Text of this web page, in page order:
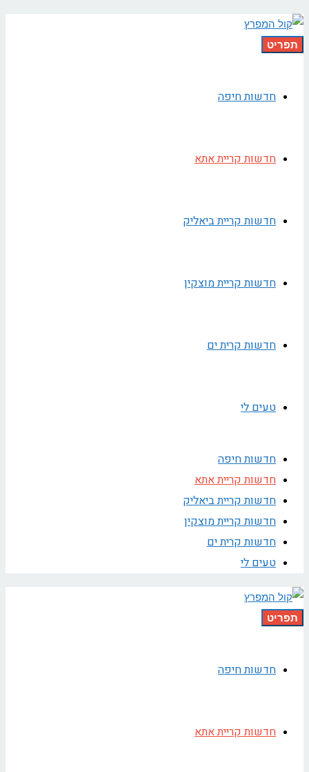
תפריט
חדשות חיפה
חדשות קריית אתא
חדשות קריית ביאליק
חדשות קריית מוצקין
חדשות קרית ים
טעים לי
חדשות חיפה
חדשות קריית אתא
חדשות קריית ביאליק
חדשות קריית מוצקין
חדשות קרית ים
טעים לי
תפריט
חדשות חיפה
חדשות קריית אתא